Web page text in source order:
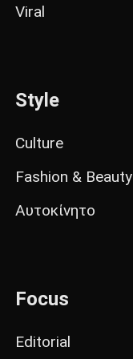
Viral
Style
Culture
Fashion & Beauty
Αυτοκίνητο
Focus
Editorial